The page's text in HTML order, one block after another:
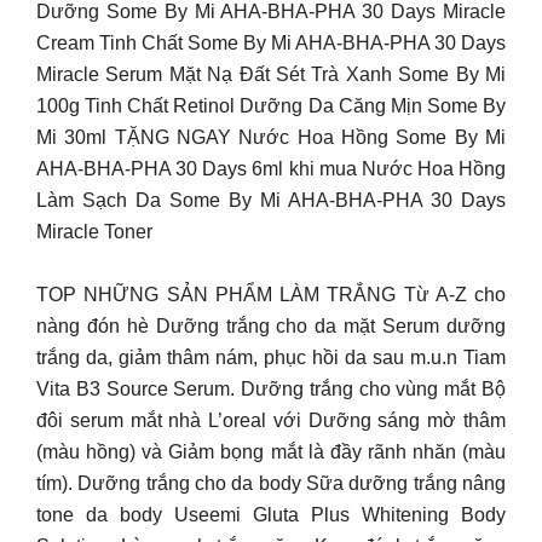
Dưỡng Some By Mi AHA-BHA-PHA 30 Days Miracle
Cream Tinh Chất Some By Mi AHA-BHA-PHA 30 Days
Miracle Serum Mặt Nạ Đất Sét Trà Xanh Some By Mi
100g Tinh Chất Retinol Dưỡng Da Căng Mịn Some By
Mi 30ml TẶNG NGAY Nước Hoa Hồng Some By Mi
AHA-BHA-PHA 30 Days 6ml khi mua Nước Hoa Hồng
Làm Sạch Da Some By Mi AHA-BHA-PHA 30 Days
Miracle Toner
TOP NHỮNG SẢN PHẨM LÀM TRẮNG Từ A-Z cho
nàng đón hè Dưỡng trắng cho da mặt Serum dưỡng
trắng da, giảm thâm nám, phục hồi da sau m.u.n Tiam
Vita B3 Source Serum. Dưỡng trắng cho vùng mắt Bộ
đôi serum mắt nhà L’oreal với Dưỡng sáng mờ thâm
(màu hồng) và Giảm bọng mắt là đầy rãnh nhăn (màu
tím). Dưỡng trắng cho da body Sữa dưỡng trắng nâng
tone da body Useemi Gluta Plus Whitening Body